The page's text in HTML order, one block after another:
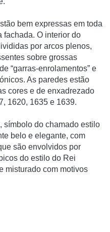
bem expressas em toda
fachada. O interior do
por arcos plenos,
sobre grossas
“garras-enrolamentos” e
As paredes estão
cores e de enxadrezado
1620, 1635 e 1639.
símbolo do chamado estilo
belo e elegante, com
são envolvidos por
do estilo do Rei
misturado com motivos